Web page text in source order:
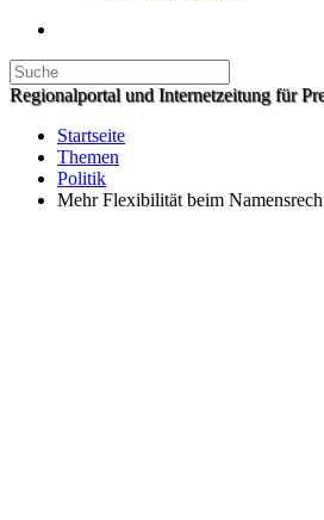
Regionalportal und Internetzeitung für
Startseite
Themen
Politik
Mehr Flexibilität beim